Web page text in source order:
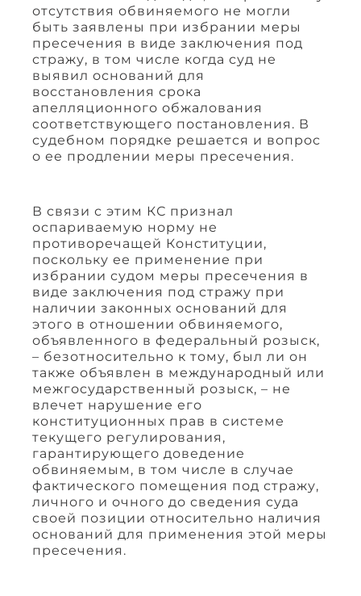
отсутствия обвиняемого не могли
быть заявлены при избрании меры
пресечения в виде заключения под
стражу, в том числе когда суд не
выявил оснований для
восстановления срока
апелляционного обжалования
соответствующего постановления. В
судебном порядке решается и вопрос
о ее продлении меры пресечения.
В связи с этим КС признал
оспариваемую норму не
противоречащей Конституции,
поскольку ее применение при
избрании судом меры пресечения в
виде заключения под стражу при
наличии законных оснований для
этого в отношении обвиняемого,
объявленного в федеральный розыск,
– безотносительно к тому, был ли он
также объявлен в международный или
межгосударственный розыск, – не
влечет нарушение его
конституционных прав в системе
текущего регулирования,
гарантирующего доведение
обвиняемым, в том числе в случае
фактического помещения под стражу,
личного и очного до сведения суда
своей позиции относительно наличия
оснований для применения этой меры
пресечения.